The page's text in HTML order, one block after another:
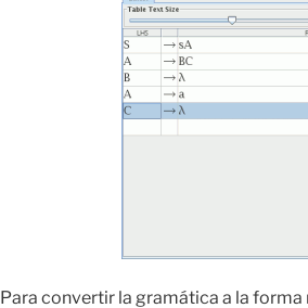
Para convertir la gramática a la